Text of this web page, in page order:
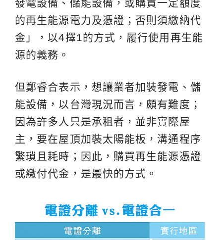
發電設備、儲能設備，或購買一定額度
的再生能源電力及憑證；否則須繳納代
金」，以4擇1的方式，履行使用再生能
源的義務。
但鄭睿合表示，想讓業者加裝發電、儲
能設備，以台灣現況而言，頗有難度；
因為許多人只是承租者，並非實際屋
主，要在屋頂加裝太陽能板，溝通程序
繁瑣且耗時；因此，購買再生能源憑證
或繳付代金，是最快的方式。